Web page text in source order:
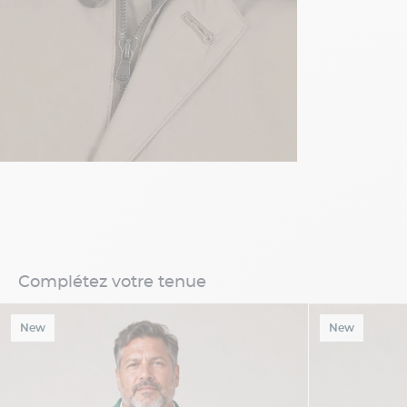
Complétez votre tenue
New New